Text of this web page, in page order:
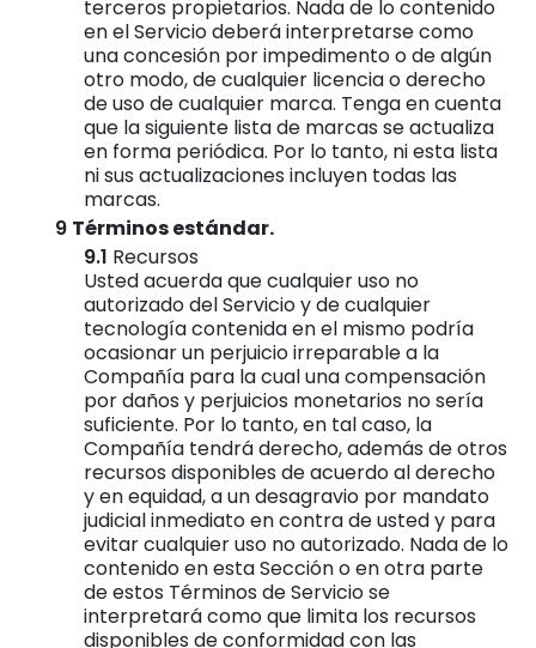
terceros propietarios. Nada de lo contenido
en el Servicio deberá interpretarse como
una concesión por impedimento o de algún
otro modo, de cualquier licencia o derecho
de uso de cualquier marca. Tenga en cuenta
que la siguiente lista de marcas se actualiza
en forma periódica. Por lo tanto, ni esta lista
ni sus actualizaciones incluyen todas las
marcas.
Términos estándar.
Recursos
Usted acuerda que cualquier uso no
autorizado del Servicio y de cualquier
tecnología contenida en el mismo podría
ocasionar un perjuicio irreparable a la
Compañía para la cual una compensación
por daños y perjuicios monetarios no sería
suficiente. Por lo tanto, en tal caso, la
Compañía tendrá derecho, además de otros
recursos disponibles de acuerdo al derecho
y en equidad, a un desagravio por mandato
judicial inmediato en contra de usted y para
evitar cualquier uso no autorizado. Nada de lo
contenido en esta Sección o en otra parte
de estos Términos de Servicio se
interpretará como que limita los recursos
disponibles de conformidad con las